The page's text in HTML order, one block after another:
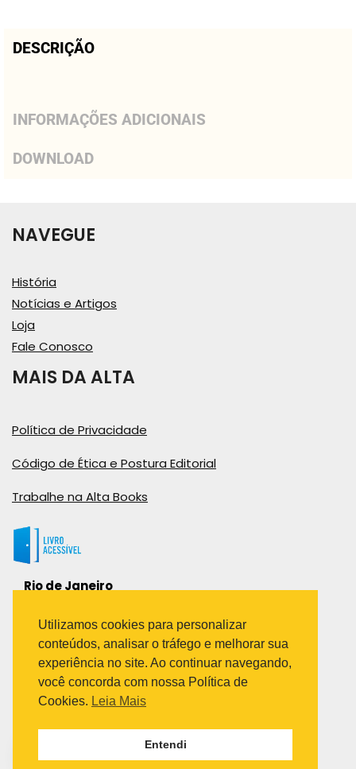
DESCRIÇÃO
INFORMAÇÕES ADICIONAIS
DOWNLOAD
NAVEGUE
História
Notícias e Artigos
Loja
Fale Conosco
MAIS DA ALTA
Política de Privacidade
Código de Ética e Postura Editorial
Trabalhe na Alta Books
Rio de Janeiro
Bairro Industrial do Jacaré
Rio de Janeiro – RJ – CEP: 20970-031
Telefone:
(21) 3278-8069
(21) 3995-7512
Avenida Paulista 1636 / sala 1407
Utilizamos cookies para personalizar
conteúdos, analisar o tráfego e melhorar sua
experiência no site. Ao continuar navegando,
você concorda com nossa Política de
Cookies. Leia Mais
Entendi